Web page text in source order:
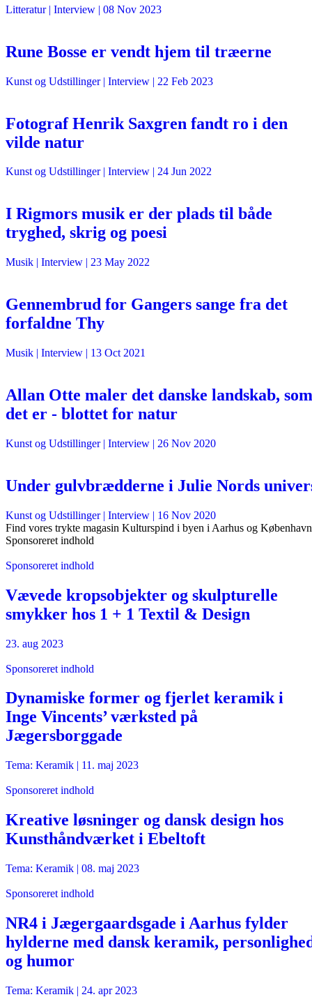
Litteratur| Interview | 08 Nov 2023
Rune Bosse er vendt hjem til træerne
Kunst og Udstillinger| Interview | 22 Feb 2023
Fotograf Henrik Saxgren fandt ro i den
vilde natur
Kunst og Udstillinger| Interview | 24 Jun 2022
I Rigmors musik er der plads til både
tryghed, skrig og poesi
Musik | Interview | 23 May 2022
Gennembrud for Gangers sange fra det
forfaldne Thy
Musik | Interview | 13 Oct 2021
Allan Otte maler det danske landskab, som
det er - blottet for natur
Kunst og Udstillinger| Interview | 26 Nov 2020
Under gulvbrædderne i Julie Nords
Kunst og Udstillinger| Interview | 16 Nov 2020
Find vores trykte magasin Kulturspind i byen i Aarhus og København
Sponsoreret indhold
Sponsoreret indhold
Vævede kropsobjekter og skulpturelle
smykker hos 1 + 1 Textil & Design
23. aug 2023
Sponsoreret indhold
Dynamiske former og fjerlet keramik i
Inge Vincents’ værksted på
Jægersborggade
Tema: Keramik | 11. maj 2023
Sponsoreret indhold
Kreative løsninger og dansk design hos
Kunsthåndværket i Ebeltoft
Tema: Keramik | 08. maj 2023
Sponsoreret indhold
NR4 i Jægergaardsgade i Aarhus fylder
hylderne med dansk keramik,
og humor
Tema: Keramik | 24. apr 2023